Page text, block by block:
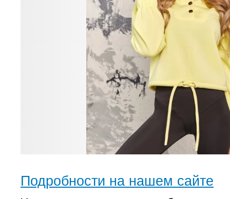
Подробности на нашем сайте